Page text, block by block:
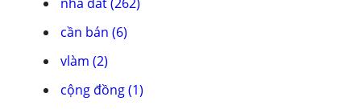
cần bán (6)
vlàm (2)
cộng đồng (1)